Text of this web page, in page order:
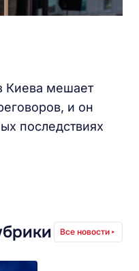
Киева мешает
и он
последствиях
Все новости